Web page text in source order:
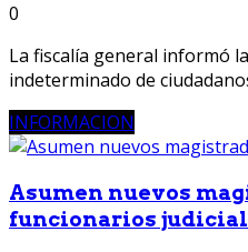
0
La fiscalía general informó
indeterminado de
INFORMACION
Asumen nuevos
funcionarios